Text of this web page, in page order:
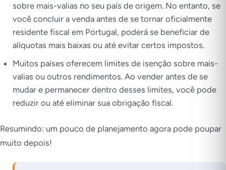
sobre mais-valias no seu país de origem. No entanto, se
você concluir a venda antes de se tornar oficialmente
residente fiscal em Portugal, poderá se beneficiar de
alíquotas mais baixas ou até evitar certos impostos.
Muitos países oferecem limites de isenção sobre mais-
valias ou outros rendimentos. Ao vender antes de se
mudar e permanecer dentro desses limites, você pode
reduzir ou até eliminar sua obrigação fiscal.
Resumindo: um pouco de planejamento agora pode poupar
muito depois!